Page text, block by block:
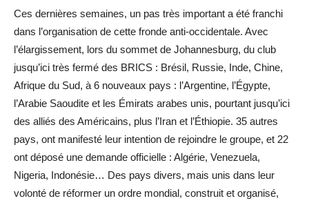
Ces dernières semaines, un pas très important a été franchi
dans l’organisation de cette fronde anti-occidentale. Avec
l’élargissement, lors du sommet de Johannesburg, du club
jusqu’ici très fermé des BRICS : Brésil, Russie, Inde, Chine,
Afrique du Sud, à 6 nouveaux pays : l’Argentine, l’Égypte,
l’Arabie Saoudite et les Émirats arabes unis, pourtant jusqu’ici
des alliés des Américains, plus l’Iran et l’Éthiopie. 35 autres
pays, ont manifesté leur intention de rejoindre le groupe, et 22
ont déposé une demande officielle : Algérie, Venezuela,
Nigeria, Indonésie… Des pays divers, mais unis dans leur
volonté de réformer un ordre mondial, construit et organisé,